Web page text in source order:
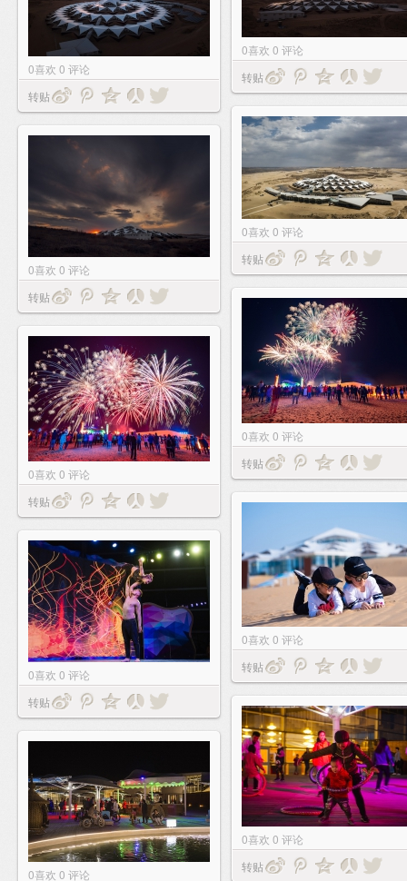
0喜欢 0 评论
转贴
0喜欢 0 评论
转贴
0喜欢 0 评论
转贴
0喜欢 0 评论
转贴
0喜欢 0 评论
转贴
0喜欢 0 评论
转贴
0喜欢 0 评论
转贴
0喜欢 0 评论
转贴
0喜欢 0 评论
转贴
0喜欢 0 评论